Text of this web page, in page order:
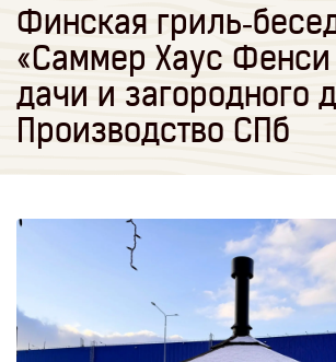
Финская
«Саммер Хаус
дачи и загородного
Производство СПб